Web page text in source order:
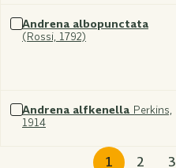
Sélectionner
Andrena albopunctata
(Rossi, 1792)
Sélectionner
Andrena alfkenella Perkins,
1914
1 2 3